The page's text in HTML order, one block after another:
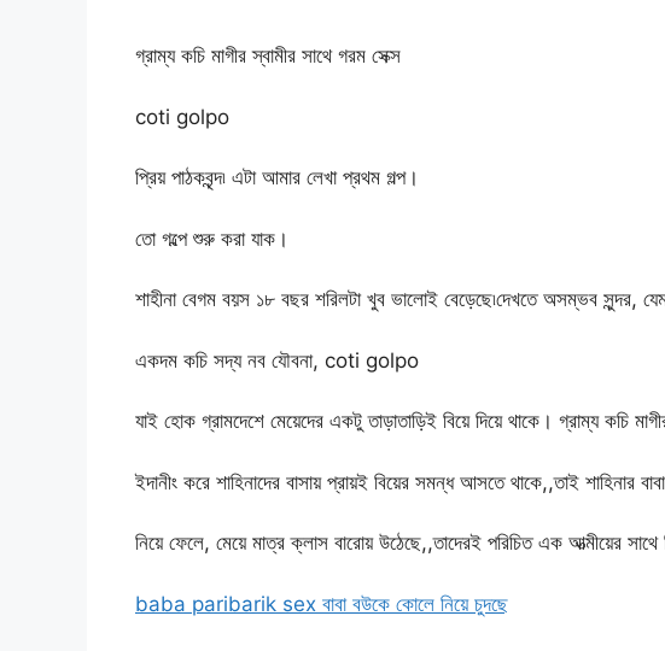
গ্রাম্য কচি মাগীর স্বামীর সাথে গরম সেক্স
coti golpo
প্রিয় পাঠকবৃন্দ৷ এটা আমার লেখা প্রথম গল্প।
তো গল্পে শুরু করা যাক।
শাহীনা বেগম বয়স ১৮ বছর শরিলটা খুব ভালোই বেড়েছে৷দেখতে অসম্ভব সুন্দর,
একদম কচি সদ্য নব যৌবনা, coti golpo
যাই হোক গ্রামদেশে মেয়েদের একটু তাড়াতাড়িই বিয়ে দিয়ে থাকে। গ্রাম্য কচি
ইদানীং করে শাহিনাদের বাসায় প্রায়ই বিয়ের সমন্ধ আসতে থাকে,,তাই শাহিনার
নিয়ে ফেলে, মেয়ে মাত্র ক্লাস বারোয় উঠেছে,,তাদেরই পরিচিত এক আত্মীয়ের
baba paribarik sex বাবা বউকে কোলে নিয়ে চুদছে